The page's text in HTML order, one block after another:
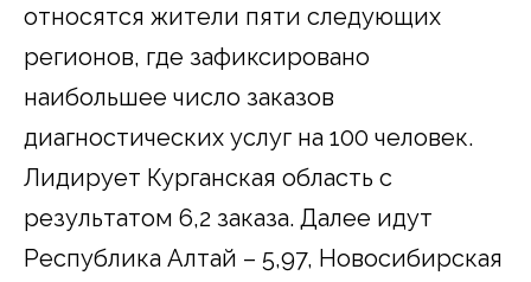
относятся жители пяти следующих
регионов, где зафиксировано
наибольшее число заказов
диагностических услуг на 100 человек.
Лидирует Курганская область с
результатом 6,2 заказа. Далее идут
Республика Алтай – 5,97, Новосибирская